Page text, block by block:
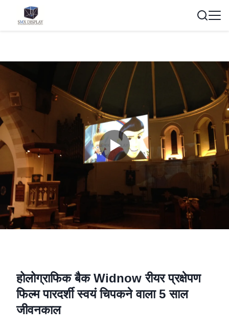
होलोग्राफिक बैक Widnow रीयर प्रक्षेपण
फिल्म पारदर्शी स्वयं चिपकने वाला 5 साल
जीवनकाल